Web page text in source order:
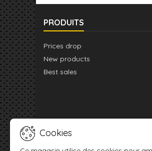
PRODUITS
Prices drop
New products
Best sales
Cookies